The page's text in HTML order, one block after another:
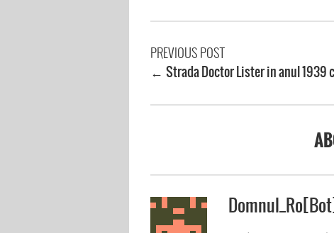
PREVIOUS POST
← Strada Doctor Lister in anul 1939